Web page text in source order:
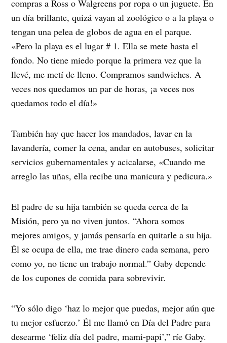
compras a Ross o Walgreens por ropa o un juguete. En
un día brillante, quizá vayan al zoológico o a la playa o
tengan una pelea de globos de agua en el parque.
«Pero la playa es el lugar # 1. Ella se mete hasta el
fondo. No tiene miedo porque la primera vez que la
llevé, me metí de lleno. Compramos sandwiches. A
veces nos quedamos un par de horas, ¡a veces nos
quedamos todo el día!»
También hay que hacer los mandados, lavar en la
lavandería, comer la cena, andar en autobuses, solicitar
servicios gubernamentales y acicalarse, «Cuando me
arreglo las uñas, ella recibe una manicura y pedicura.»
El padre de su hija también se queda cerca de la
Misión, pero ya no viven juntos. “Ahora somos
mejores amigos, y jamás pensaría en quitarle a su hija.
Él se ocupa de ella, me trae dinero cada semana, pero
como yo, no tiene un trabajo normal.” Gaby depende
de los cupones de comida para sobrevivir.
“Yo sólo digo ‘haz lo mejor que puedas, mejor aún que
tu mejor esfuerzo.’ Él me llamó en Día del Padre para
desearme ‘feliz día del padre, mami-papi’,” ríe Gaby.